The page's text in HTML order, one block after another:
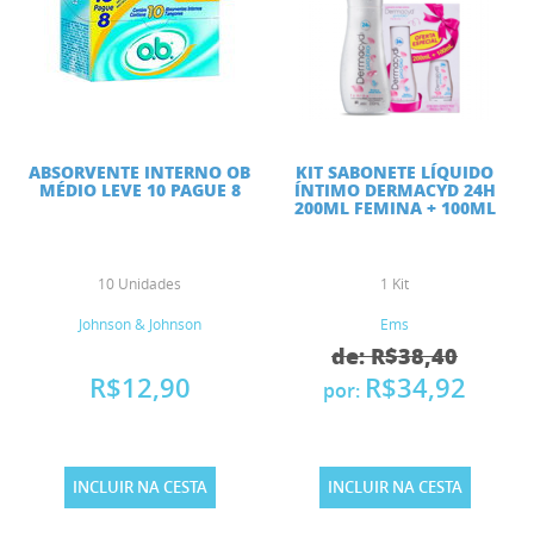
ABSORVENTE INTERNO OB
MÉDIO LEVE 10 PAGUE 8
10 Unidades
Johnson & Johnson
R$12,90
INCLUIR NA CESTA
KIT SABONETE LÍQUIDO
ÍNTIMO DERMACYD 24H
200ML FEMINA + 100ML
1 Kit
Ems
de: R$38,40
por: R$34,92
INCLUIR NA CESTA